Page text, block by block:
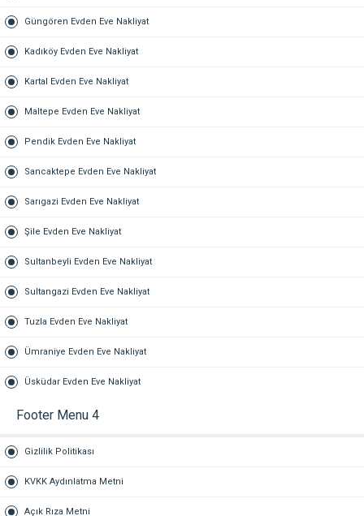
Güngören Evden Eve Nakliyat
Kadıköy Evden Eve Nakliyat
Kartal Evden Eve Nakliyat
Maltepe Evden Eve Nakliyat
Pendik Evden Eve Nakliyat
Sancaktepe Evden Eve Nakliyat
Sarıgazi Evden Eve Nakliyat
Şile Evden Eve Nakliyat
Sultanbeyli Evden Eve Nakliyat
Sultangazi Evden Eve Nakliyat
Tuzla Evden Eve Nakliyat
Ümraniye Evden Eve Nakliyat
Üsküdar Evden Eve Nakliyat
Footer Menu 4
Gizlilik Politikası
KVKK Aydınlatma Metni
Açık Rıza Metni